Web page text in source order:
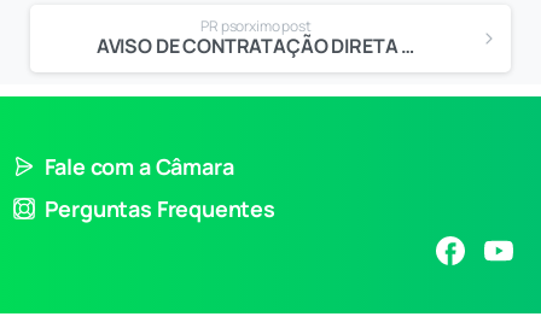
PR psorximo post
AVISO DE CONTRATAÇÃO DIRETA Nº 90.007/2024
Fale com a Câmara
Perguntas Frequentes